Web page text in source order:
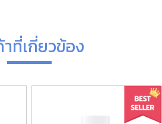
ที่เกี่ยวข้อง